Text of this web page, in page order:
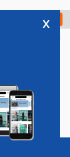
Check in
Vacatures
x